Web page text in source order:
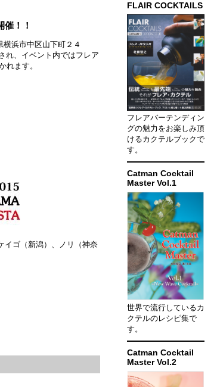
！！
浜市中区山下町２４
れ、イベント内ではフレア
れます。
イゴ（新潟）、ノリ（神奈
FLAIR COCKTAILS
フレアバーテンディン
グの魅力をお楽しみ頂
けるカクテルブックで
す。
Catman Cocktail
Master Vol.1
世界で流行しているカ
クテルのレシピ集で
す。
Catman Cocktail
Master Vol.2